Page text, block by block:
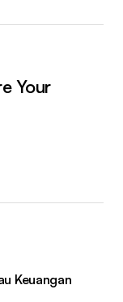
Your
Keuangan